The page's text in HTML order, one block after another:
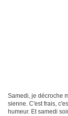
Samedi, je décroche
sienne. C'est frais,
humeur. Et samedi